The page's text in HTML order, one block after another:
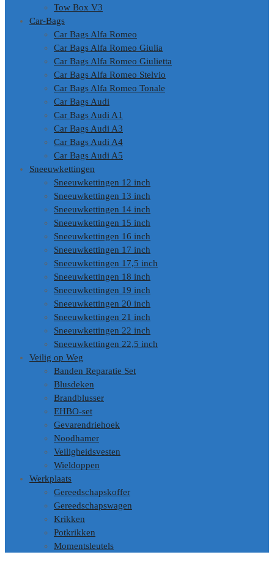
Tow Box V3
Car-Bags
Car Bags Alfa Romeo
Car Bags Alfa Romeo Giulia
Car Bags Alfa Romeo Giulietta
Car Bags Alfa Romeo Stelvio
Car Bags Alfa Romeo Tonale
Car Bags Audi
Car Bags Audi A1
Car Bags Audi A3
Car Bags Audi A4
Car Bags Audi A5
Sneeuwkettingen
Sneeuwkettingen 12 inch
Sneeuwkettingen 13 inch
Sneeuwkettingen 14 inch
Sneeuwkettingen 15 inch
Sneeuwkettingen 16 inch
Sneeuwkettingen 17 inch
Sneeuwkettingen 17,5 inch
Sneeuwkettingen 18 inch
Sneeuwkettingen 19 inch
Sneeuwkettingen 20 inch
Sneeuwkettingen 21 inch
Sneeuwkettingen 22 inch
Sneeuwkettingen 22,5 inch
Veilig op Weg
Banden Reparatie Set
Blusdeken
Brandblusser
EHBO-set
Gevarendriehoek
Noodhamer
Veiligheidsvesten
Wieldoppen
Werkplaats
Gereedschapskoffer
Gereedschapswagen
Krikken
Potkrikken
Momentsleutels